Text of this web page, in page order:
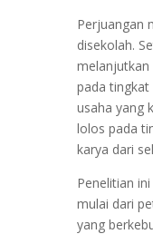
Perjuangan
disekolah.
melanjutkan
pada tingkat
usaha yang
lolos pada
karya dari
Penelitian
mulai dari
yang